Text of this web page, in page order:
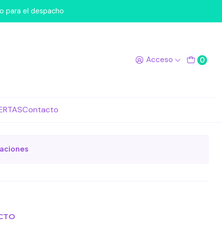
Acceso 0
Contacto
para el despacho
favoritos